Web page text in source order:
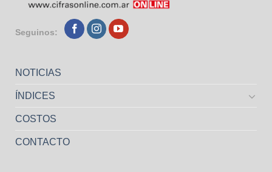
Seguinos:
NOTICIAS
ÍNDICES
COSTOS
CONTACTO